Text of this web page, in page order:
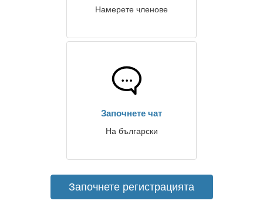
Намерете членове
Започнете чат
На български
Започнете регистрацията